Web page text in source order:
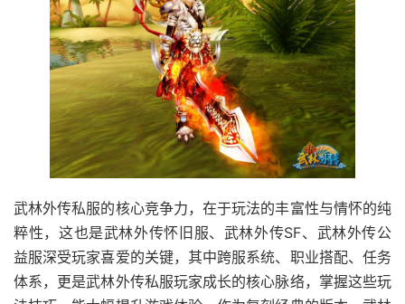
武林外传私服的核心竞争力，在于玩法的丰富性与情怀的纯
粹性，这也是武林外传怀旧服、武林外传SF、武林外传公
益服深受玩家喜爱的关键，其中跨服系统、职业搭配、任务
体系，更是武林外传私服玩家成长的核心脉络，掌握这些玩